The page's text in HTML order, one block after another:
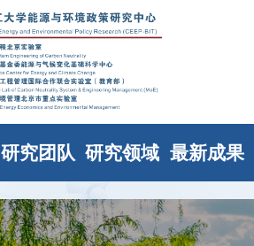
研究团队 研究领域 最新成果